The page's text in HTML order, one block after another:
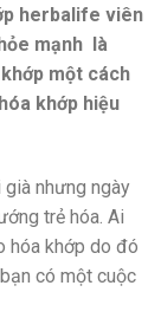
herbalife viên
mạnh là
một cách
khớp hiệu
già nhưng ngày
trẻ hóa. Ai
hóa khớp do đó
có một cuộc